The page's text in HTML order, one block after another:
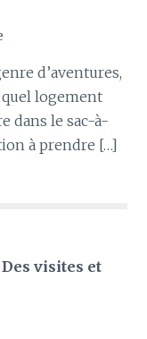
d’aventures,
logement
dans le sac-à-
à prendre […]
Des visites et